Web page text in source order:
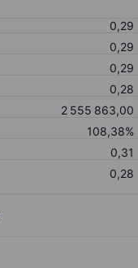
0,29
0,29
0,29
0,28
2 555 863,00
108,38%
0,31
0,28